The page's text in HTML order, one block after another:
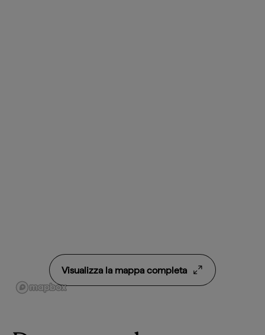
Visualizza la mappa completa